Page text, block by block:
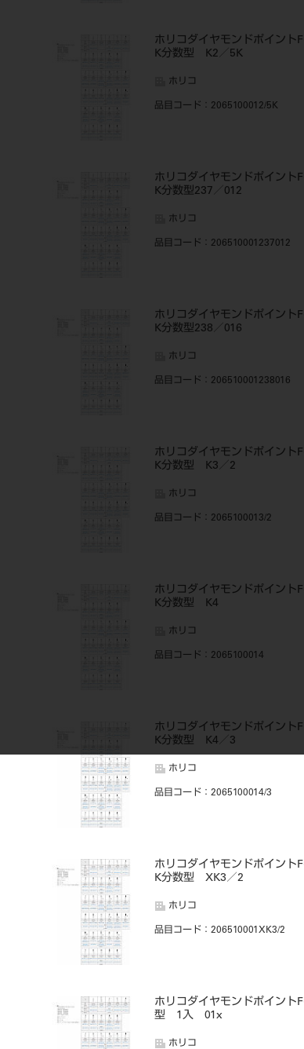
ホリコダイヤモンドポイント
K分数型 K2／5K
ホリコ
品目コード ：2065100012/5K
ホリコダイヤモンドポイント
K分数型237／012
ホリコ
品目コード ：206510001237012
ホリコダイヤモンドポイント
K分数型238／016
ホリコ
品目コード ：206510001238016
ホリコダイヤモンドポイント
K分数型 K3／2
ホリコ
品目コード ：2065100013/2
ホリコダイヤモンドポイント
K分数型 K4
ホリコ
品目コード ：2065100014
ホリコダイヤモンドポイント
K分数型 K4／3
ホリコ
品目コード ：2065100014/3
ホリコダイヤモンドポイント
K分数型 XK3／2
ホリコ
品目コード ：206510001XK3/2
ホリコダイヤモンドポイン
型 1入 01x
ホリコ